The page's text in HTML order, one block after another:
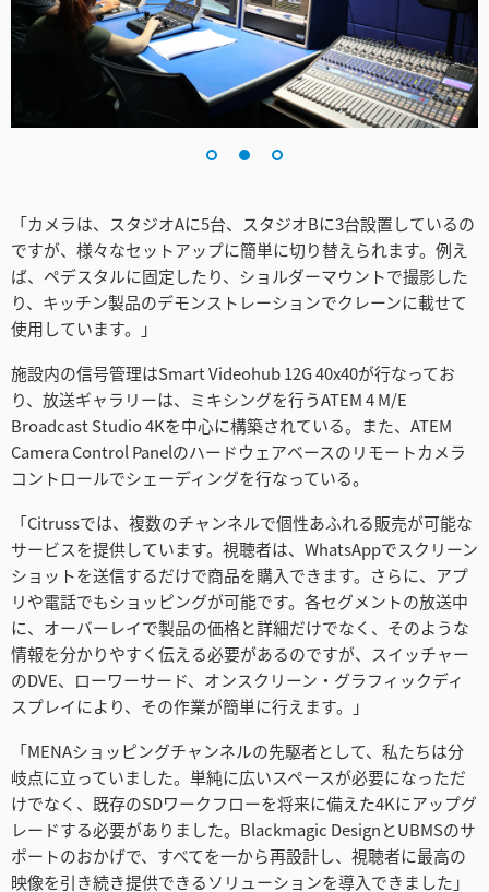
Ukraine
United Kingdom
United States
「カメラは、スタジオAに5台、スタジオBに3台設置しているの
ですが、様々なセットアップに簡単に切り替えられます。例え
ば、ペデスタルに固定したり、ショルダーマウントで撮影した
り、キッチン製品のデモンストレーションでクレーンに載せて
使用しています。」
施設内の信号管理はSmart Videohub 12G 40x40が行なってお
り、放送ギャラリーは、ミキシングを行うATEM 4 M/E
Broadcast Studio 4Kを中心に構築されている。また、ATEM
Camera Control Panelのハードウェアベースのリモートカメラ
コントロールでシェーディングを行なっている。
「Citrussでは、複数のチャンネルで個性あふれる販売が可能な
サービスを提供しています。視聴者は、WhatsAppでスクリーン
ショットを送信するだけで商品を購入できます。さらに、アプ
リや電話でもショッピングが可能です。各セグメントの放送中
に、オーバーレイで製品の価格と詳細だけでなく、そのような
情報を分かりやすく伝える必要があるのですが、スイッチャー
のDVE、ローワーサード、オンスクリーン・グラフィックディ
スプレイにより、その作業が簡単に行えます。」
「MENAショッピングチャンネルの先駆者として、私たちは分
岐点に立っていました。単純に広いスペースが必要になっただ
けでなく、既存のSDワークフローを将来に備えた4Kにアップグ
レードする必要がありました。Blackmagic DesignとUBMSのサ
ポートのおかげで、すべてを一から再設計し、視聴者に最高の
映像を引き続き提供できるソリューションを導入できました」